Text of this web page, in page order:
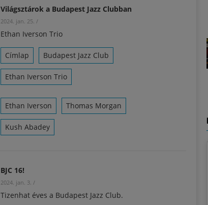
Világsztárok a Budapest Jazz Clubban
2024. jan. 25. /
Ethan Iverson Trio
Címlap Budapest Jazz Club
Ethan Iverson Trio
Ethan Iverson Thomas Morgan
Kush Abadey
BJC 16!
2024. jan. 3. /
Tizenhat éves a Budapest Jazz Club.